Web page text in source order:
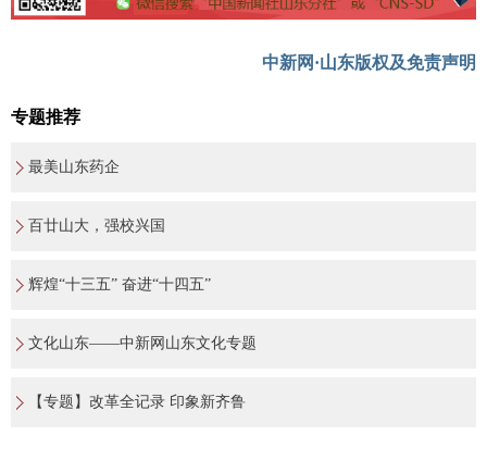
中新网·山东版权及免责声明
专题推荐
最美山东药企
百廿山大，强校兴国
辉煌“十三五” 奋进“十四五”
文化山东——中新网山东文化专题
【专题】改革全记录 印象新齐鲁